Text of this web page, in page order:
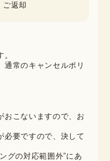
ご返却
通常のキャンセルポリ
おこないますので、お
必要ですので、決して
グの対応範囲外”にあ